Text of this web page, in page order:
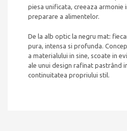
piesa unificata, creeaza armonie
preparare a alimentelor.
De la alb optic la negru mat:
pura, intensa si profunda.
a materialului in sine, scoate in
ale unui design rafinat pastrând
continuitatea propriului stil.